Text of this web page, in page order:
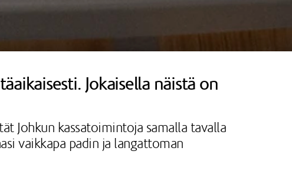
Jokaisella näistä on
Johkun kassatoimintoja samalla tavalla
vaikkapa padin ja langattoman